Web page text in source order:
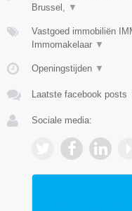
Brussel, ▼
Vastgoed immobiliën
Immomakelaar ▼
Openingstijden ▼
Laatste facebook posts
Sociale media: